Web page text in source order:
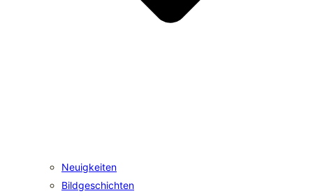
Neuigkeiten
Bildgeschichten